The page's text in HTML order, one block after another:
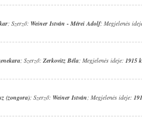
; Szerző: Weiner István - Mérei Adolf; Megjelenés
; Szerző: Zerkovitz Béla; Megjelenés ideje: 1915
(zongora); Szerző: Weiner István; Megjelenés ideje: